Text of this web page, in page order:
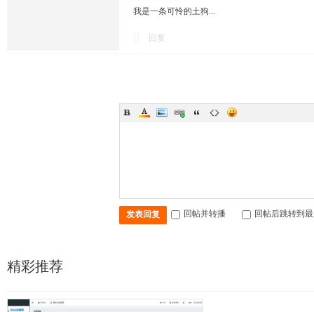
我是一条可怜的土狗...
回复
发表回复 回帖并转播 回帖后跳转到
精彩推荐